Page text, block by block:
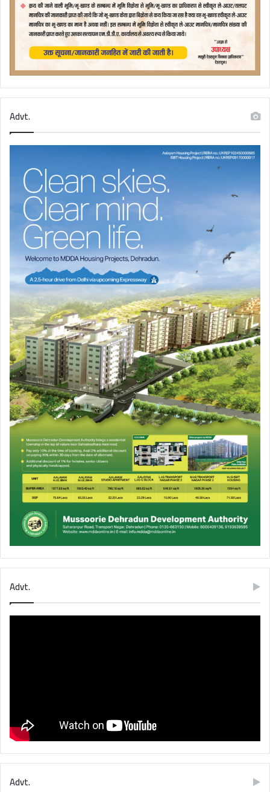
Advt.
Advt.
Advt.